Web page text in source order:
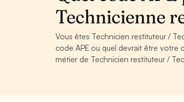
Technicienne
Vous êtes Technicien restituteur /
code APE ou quel devrait être votre
métier de Technicien restituteur /